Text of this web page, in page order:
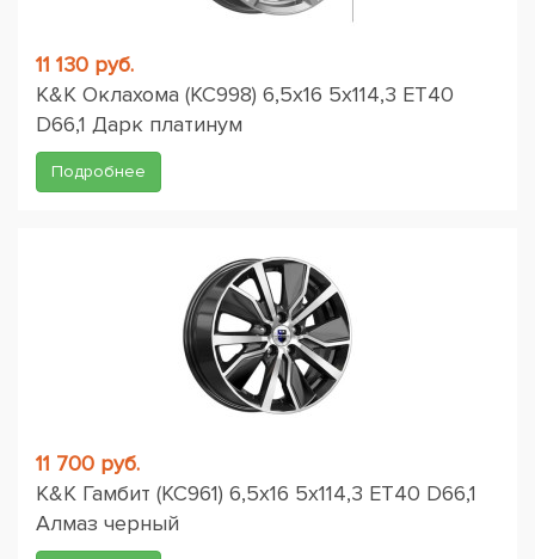
11 130 руб.
K&K Оклахома (КС998) 6,5x16 5x114,3 ET40
D66,1 Дарк платинум
Подробнее
11 700 руб.
K&K Гамбит (КС961) 6,5x16 5x114,3 ET40 D66,1
Алмаз черный